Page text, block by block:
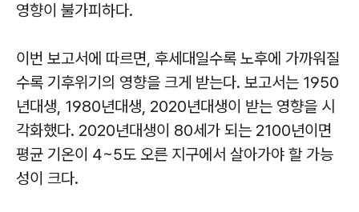
영향이 불가피하다.
이번 보고서에 따르면, 후세대일수록 노후에 가까워질
수록 기후위기의 영향을 크게 받는다. 보고서는 1950
년대생, 1980년대생, 2020년대생이 받는 영향을 시
각화했다. 2020년대생이 80세가 되는 2100년이면
평균 기온이 4~5도 오른 지구에서 살아가야 할 가능
성이 크다.